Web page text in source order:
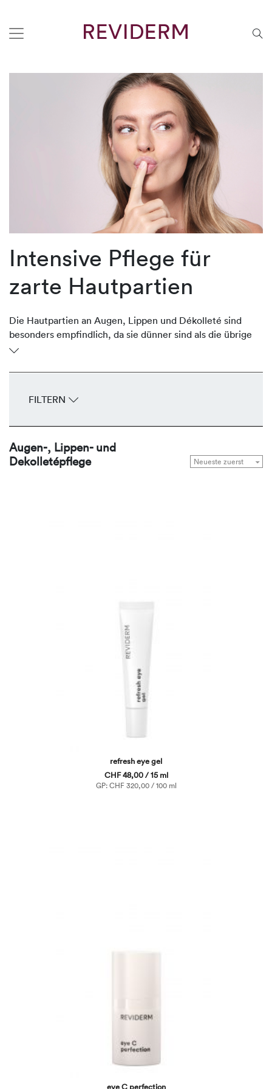
Intensive Pflege für
zarte Hautpartien
Die Hautpartien an Augen, Lippen und Dékolleté sind
besonders empfindlich, da sie dünner sind als die übrige
Gesichtshaut. Oftmals sind sie aber stark der Sonne
entwickeln frühzeitig Fältchen und Falten. Die
durchfeuchten, glätten und straffen die zarten
FILTERN
Augen-, Lippen- und
Dekolletépflege
refresh eye gel
CHF 48,00 / 15 ml
GP: CHF 320,00 / 100 ml
eye C perfection